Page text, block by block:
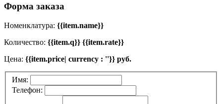
Форма заказа
Номенклатура: {{item.name}}
Количество: {{item.q}} {{item.rate}}
Цена: {{item.price| currency : ''}} руб.
Имя:
Телефон: